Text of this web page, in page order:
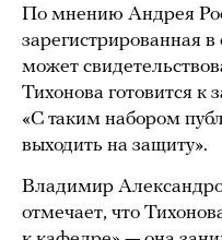
По мнению Андрея
зарегистрированная в
может
Тихонова готовится к
«С таким набором
выходить на защиту».
Владимир
отмечает, что